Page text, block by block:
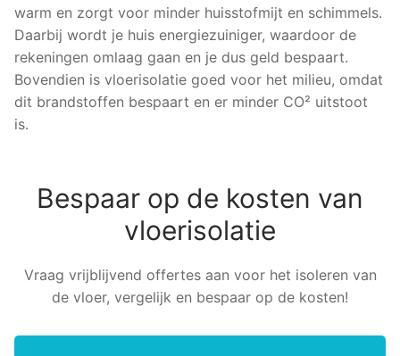
warm en zorgt voor minder huisstofmijt en schimmels.
Daarbij wordt je huis energiezuiniger, waardoor de
rekeningen omlaag gaan en je dus geld bespaart.
Bovendien is vloerisolatie goed voor het milieu, omdat
dit brandstoffen bespaart en er minder CO² uitstoot
is.
Bespaar op de kosten van
vloerisolatie
Vraag vrijblijvend offertes aan voor het isoleren van
de vloer, vergelijk en bespaar op de kosten!